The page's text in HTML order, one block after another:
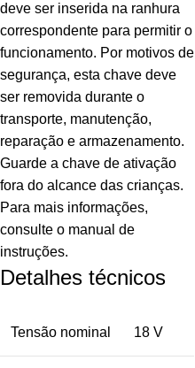
deve ser inserida na ranhura
correspondente para permitir o
funcionamento. Por motivos de
segurança, esta chave deve
ser removida durante o
transporte, manutenção,
reparação e armazenamento.
Guarde a chave de ativação
fora do alcance das crianças.
Para mais informações,
consulte o manual de
instruções.
Detalhes técnicos
Tensão nominal 18 V